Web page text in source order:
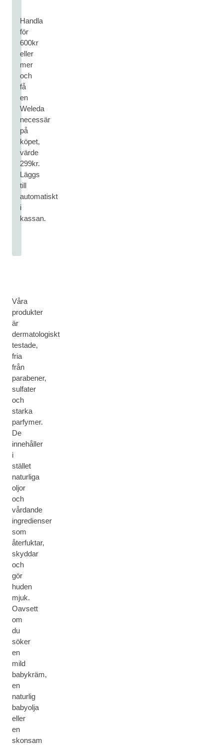
Handla
för
600kr
eller
mer
och
få
en
Weleda
necessär
på
köpet,
värde
299kr.
Läggs
till
automatiskt
i
kassan.
Våra
produkter
är
dermatologiskt
testade,
fria
från
parabener,
sulfater
och
starka
parfymer.
De
innehåller
i
stället
naturliga
oljor
och
vårdande
ingredienser
som
återfuktar,
skyddar
och
gör
huden
mjuk.
Oavsett
om
du
söker
en
mild
babykräm,
en
naturlig
babyolja
eller
en
skonsam